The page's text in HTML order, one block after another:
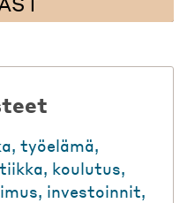
, työelämä,
, koulutus,
, investoinnit,